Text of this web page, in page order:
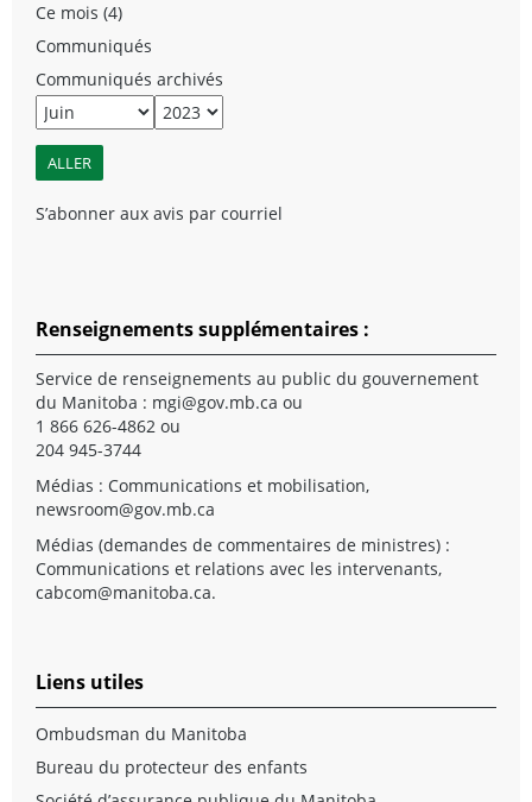
Ce mois (4)
Communiqués
Communiqués archivés
S’abonner aux avis par courriel
Renseignements supplémentaires :
Service de renseignements au public du gouvernement
du Manitoba : mgi@gov.mb.ca ou
1 866 626-4862 ou
204 945-3744
Médias : Communications et mobilisation,
newsroom@gov.mb.ca
Médias (demandes de commentaires de ministres) :
Communications et relations avec les intervenants,
cabcom@manitoba.ca.
Liens utiles
Ombudsman du Manitoba
Bureau du protecteur des enfants